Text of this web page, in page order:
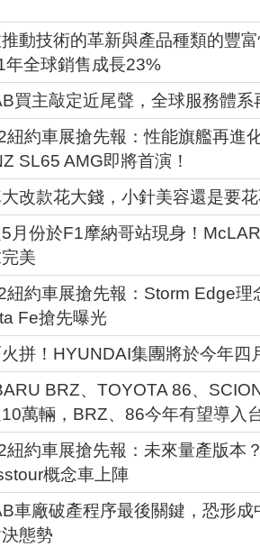
動技術的革新與產品種類的豐
年全球銷售成長23%
買主敲定近尾聲，全球服務體系
紐約車展搶先報：性能旗艦再進
SL65 AMG即將首演！
改款花大錢，小針美容還是要花
月份於F1摩納哥站現身！
美
紐約車展搶先報：Storm Edge理
Fe搶先曝光
拼！HYUNDAI集團將於今年四
BRZ、TOYOTA 86、
萬輛，BRZ、86今年有望導入
紐約車展搶先報：未來量產版本
概念車上陣
車廠破產程序最後關鍵，恐形成
態勢